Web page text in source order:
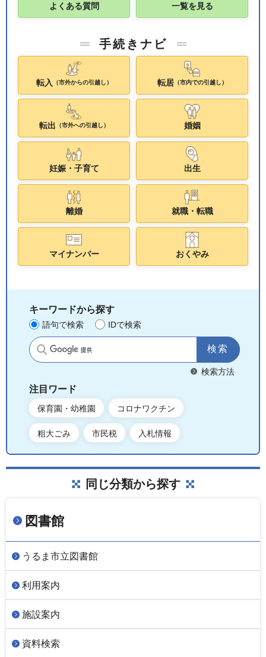
よくある質問 一覧を見る
手続きナビ
転入 （市外からの引越し） 転居（市内での引越し）
転出 （市外への引越し） 婚姻
妊娠・子育て 出生
離婚 就職・転職
マイナンバー おくやみ
キーワードから探す
語句で検索 IDで検索
サイト内検索
検索方法
注目ワード
保育園・幼稚園 コロナワクチン
粗大ごみ 市民税 入札情報
同じ分類から探す
図書館
うるま市立図書館
利用案内
施設案内
資料検索